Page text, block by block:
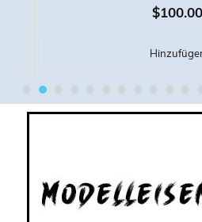
HANÇER FILO,
$100.00